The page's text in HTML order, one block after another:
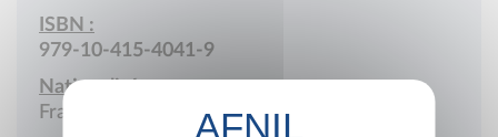
ISBN :
979-10-415-4041-9
Nationalité :
France